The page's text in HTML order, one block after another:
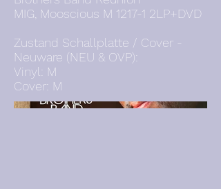
MIG, Mooscious M 1217-1 2LP+DVD
Zustand Schallplatte / Cover -
Neuware (NEU & OVP):
Vinyl: M
Cover: M